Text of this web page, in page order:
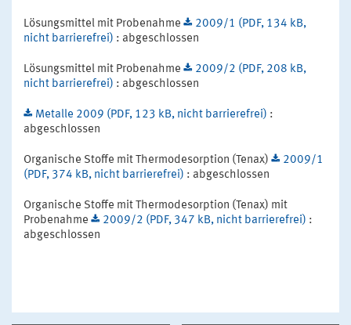
Lösungsmittel mit Probenahme
2009/1 (PDF, 134 kB,
nicht barrierefrei) : abgeschlossen
Lösungsmittel mit Probenahme
2009/2 (PDF, 208 kB,
nicht barrierefrei) : abgeschlossen
Metalle 2009 (PDF, 123 kB, nicht barrierefrei) :
abgeschlossen
Organische Stoffe mit Thermodesorption (Tenax)
2009/1
(PDF, 374 kB, nicht barrierefrei) : abgeschlossen
Organische Stoffe mit Thermodesorption (Tenax) mit
Probenahme
2009/2 (PDF, 347 kB, nicht barrierefrei) :
abgeschlossen